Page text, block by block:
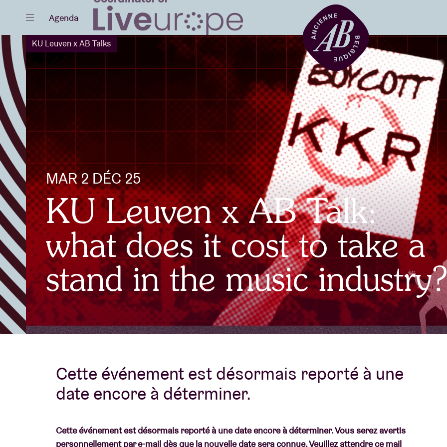
Fermer
Agenda
Projets
Actualités
Infos visiteurs
AB ❤ you
Location de
BRDCST
ABtv
Chèque-
À propos de l'AB
Contact
Agenda
KU Leuven x AB Talks
MAR 2 DÉC 25
KU Leuven x AB Talk:
what does it cost to take a
stand in the music industry?
Cette événement est désormais reporté à une
date encore à déterminer.
Cette événement est désormais reporté à une date encore à déterminer. Vous serez avertis
personnellement par e-mail dès que la nouvelle date sera connue. Veuillez attendre ce mail